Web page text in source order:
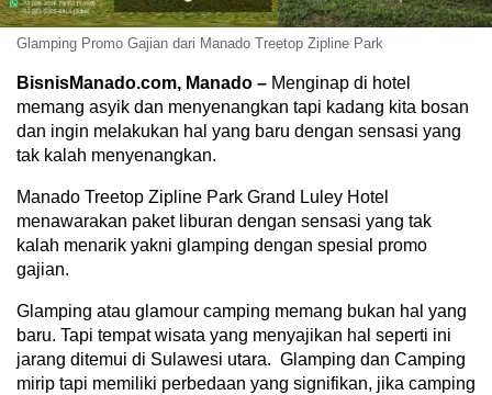
Glamping Promo Gajian dari Manado Treetop Zipline Park
BisnisManado.com, Manado – Menginap di hotel
memang asyik dan menyenangkan tapi kadang kita bosan
dan ingin melakukan hal yang baru dengan sensasi yang
tak kalah menyenangkan.
Manado Treetop Zipline Park Grand Luley Hotel
menawarakan paket liburan dengan sensasi yang tak
kalah menarik yakni glamping dengan spesial promo
gajian.
Glamping atau glamour camping memang bukan hal yang
baru. Tapi tempat wisata yang menyajikan hal seperti ini
jarang ditemui di Sulawesi utara. Glamping dan Camping
mirip tapi memiliki perbedaan yang signifikan, jika camping